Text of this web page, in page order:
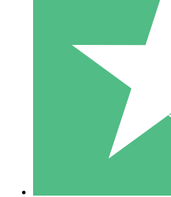
Pacchetti di
Paga a consumo con crediti di
1
10